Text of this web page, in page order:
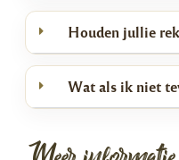
Houden jullie
Wat als ik niet